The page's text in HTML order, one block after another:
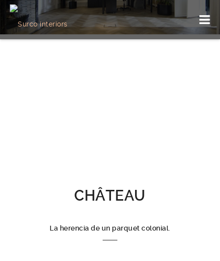
CHÂTEAU
La herencia de un parquet colonial.